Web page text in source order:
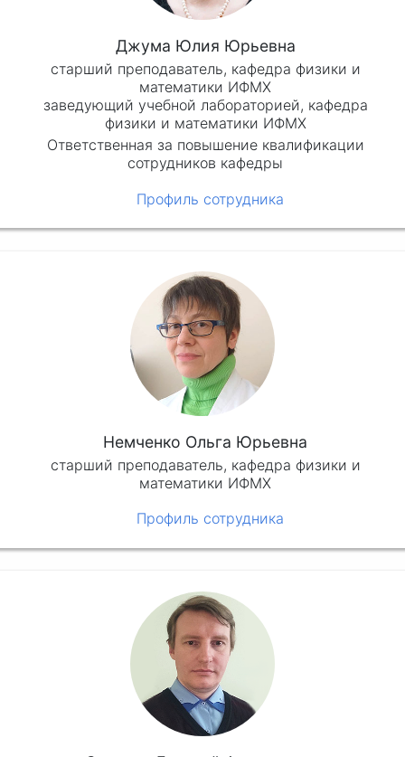
Джума Юлия Юрьевна
старший преподаватель, кафедра физики и
математики ИФМХ
заведующий учебной лабораторией, кафедра
физики и математики ИФМХ
Ответственная за повышение квалификации
сотрудников кафедры
Профиль сотрудника
Немченко Ольга Юрьевна
старший преподаватель, кафедра физики и
математики ИФМХ
Профиль сотрудника